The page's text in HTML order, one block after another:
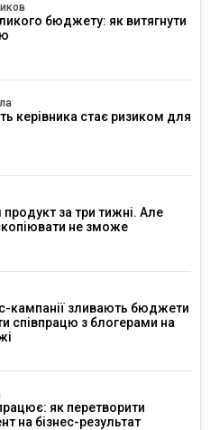
бюджету: як витягнути
керівника стає ризиком для
за три тижні. Але
не зможе
кампанії зливають бюджети
співпрацю з блогерами на
як перетворити
на бізнес-результат